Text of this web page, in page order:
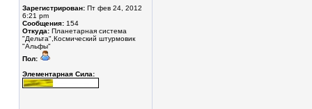
Зарегистрирован: Пт фев 24, 2012
6:21 pm
Сообщения: 154
Откуда: Планетарная система
"Дельта",Космический штурмовик
"Альфы"
Пол:
Элементарная Сила: